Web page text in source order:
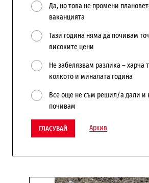
Да, но това не промени
ваканцията
Тази година няма да почивам
високите цени
Не забелязвам разлика – харча
колкото и миналата година
Все още не съм решил/а дали и
почивам
ГЛАСУВАЙ Архив